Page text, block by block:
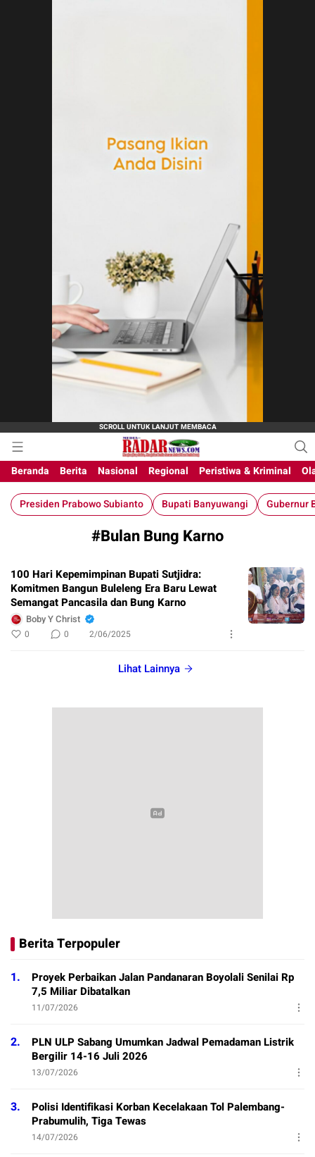
M-Radar News
media online
Beranda
Berita Nasional Regional Peristiwa & Kriminal
Presiden Prabowo Subianto Bupati Banyuwangi Gubernur
#Bulan Bung Karno
100 Hari Kepemimpinan Bupati Sutjidra:
Komitmen Bangun Buleleng Era Baru Lewat
Semangat Pancasila dan Bung Karno
Boby Y Christ
0 0 2/06/2025
Lihat Lainnya
Berita Terpopuler
1.
Proyek Perbaikan Jalan Pandanaran Boyolali Senilai Rp
7,5 Miliar Dibatalkan
11/07/2026
2.
PLN ULP Sabang Umumkan Jadwal Pemadaman Listrik
Bergilir 14-16 Juli 2026
13/07/2026
3.
Polisi Identifikasi Korban Kecelakaan Tol Palembang-
Prabumulih, Tiga Tewas
14/07/2026